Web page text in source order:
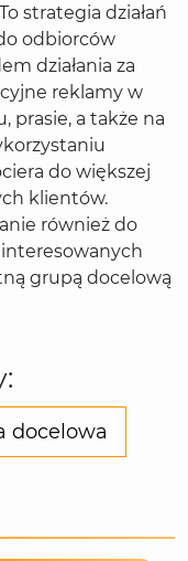
strategia działań
odbiorców
działania za
reklamy w
prasie, a także na
do większej
klientów.
również do
grupą docelową
docelowa